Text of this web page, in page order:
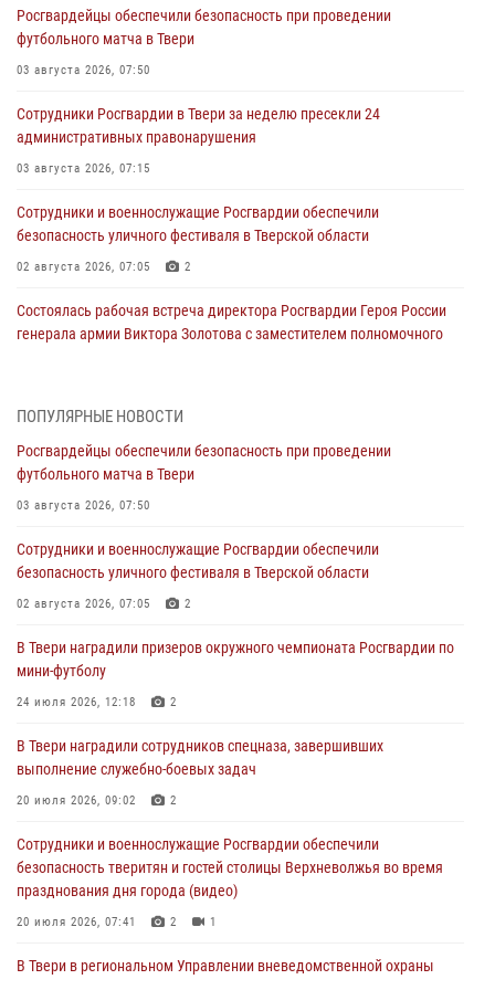
Росгвардейцы обеспечили безопасность при проведении
футбольного матча в Твери
03 августа 2026, 07:50
Сотрудники Росгвардии в Твери за неделю пресекли 24
административных правонарушения
03 августа 2026, 07:15
Сотрудники и военнослужащие Росгвардии обеспечили
безопасность уличного фестиваля в Тверской области
02 августа 2026, 07:05 2
Состоялась рабочая встреча директора Росгвардии Героя России
генерала армии Виктора Золотова с заместителем полномочного
31 июля 2026, 05:42 4
Росгвардейцы в Твери приняли участие в молебне, посвященном
Дню Крещения Руси
28 июля 2026, 11:30
Сотрудники вневедомственной охраны совершили 250 выездов и
пресекли 20 правонарушений за неделю в Тверской области
27 июля 2026, 08:29
В Твери наградили призеров окружного чемпионата Росгвардии по
мини-футболу
24 июля 2026, 12:18 2
Росгвардейцы оказали помощь водителю на дороге в городе Кашин
22 июля 2026, 08:35
ПОПУЛЯРНЫЕ НОВОСТИ
Росгвардейцы обеспечили безопасность при проведении
футбольного матча в Твери
03 августа 2026, 07:50
Сотрудники и военнослужащие Росгвардии обеспечили
безопасность уличного фестиваля в Тверской области
02 августа 2026, 07:05 2
В Твери наградили призеров окружного чемпионата Росгвардии по
мини-футболу
24 июля 2026, 12:18 2
В Твери наградили сотрудников спецназа, завершивших
выполнение служебно-боевых задач
20 июля 2026, 09:02 2
Сотрудники и военнослужащие Росгвардии обеспечили
безопасность тверитян и гостей столицы Верхневолжья во время
празднования дня города (видео)
20 июля 2026, 07:41 2 1
В Твери в региональном Управлении вневедомственной охраны